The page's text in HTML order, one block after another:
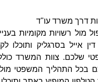
דרך משרד עו"ד
מול רשויות מקומיות
אייל בסרגליק ותוכלו
שלכם. צוות המשרד כולל
בכל התהליך המשפטי